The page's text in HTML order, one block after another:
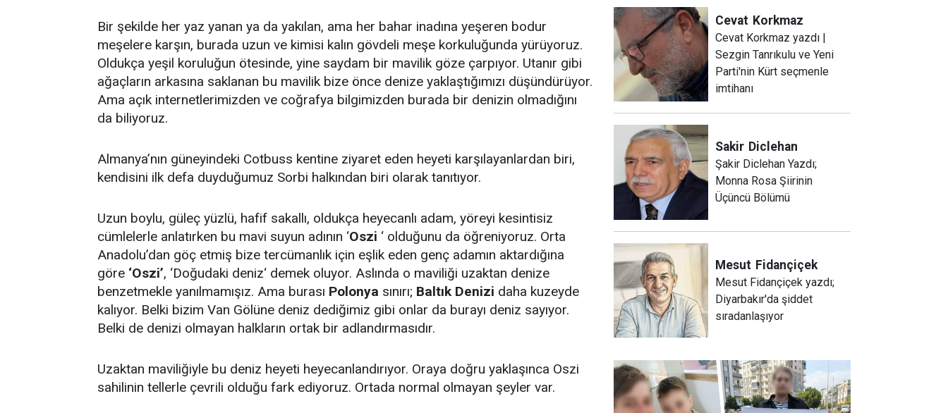
Bir şekilde her yaz yanan ya da yakılan, ama her bahar inadına yeşeren bodur
meşelere karşın, burada uzun ve kimisi kalın gövdeli meşe korkuluğunda yürüyoruz.
Oldukça yeşil koruluğun ötesinde, yine saydam bir mavilik göze çarpıyor. Utanır gibi
ağaçların arkasına saklanan bu mavilik bize önce denize yaklaştığımızı düşündürüyor.
Ama açık internetlerimizden ve coğrafya bilgimizden burada bir denizin olmadığını
da biliyoruz.
Almanya’nın güneyindeki Cotbuss kentine ziyaret eden heyeti karşılayanlardan biri,
kendisini ilk defa duyduğumuz Sorbi halkından biri olarak tanıtıyor.
Uzun boylu, güleç yüzlü, hafif sakallı, oldukça heyecanlı adam, yöreyi kesintisiz
cümlelerle anlatırken bu mavi suyun adının ‘Oszi ‘ olduğunu da öğreniyoruz. Orta
Anadolu’dan göç etmiş bize tercümanlık için eşlik eden genç adamın aktardığına
göre ‘Oszi’, ‘Doğudaki deniz‘ demek oluyor. Aslında o maviliği uzaktan denize
benzetmekle yanılmamışız. Ama burası Polonya sınırı; Baltık Denizi daha kuzeyde
kalıyor. Belki bizim Van Gölüne deniz dediğimiz gibi onlar da burayı deniz sayıyor.
Belki de denizi olmayan halkların ortak bir adlandırmasıdır.
Uzaktan maviliğiyle bu deniz heyeti heyecanlandırıyor. Oraya doğru yaklaşınca Oszi
sahilinin tellerle çevrili olduğu fark ediyoruz. Ortada normal olmayan şeyler var.
Cevat Korkmaz
Cevat Korkmaz yazdı |
Sezgin Tanrıkulu ve Yeni
Parti'nin Kürt seçmenle
imtihanı
Sakir Diclehan
Şakir Diclehan Yazdı;
Monna Rosa Şiirinin
Üçüncü Bölümü
Mesut Fidançiçek
Mesut Fidançiçek yazdı;
Diyarbakır'da şiddet
sıradanlaşıyor